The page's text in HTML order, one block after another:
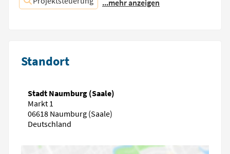
...mehr anzeigen
Standort
Stadt Naumburg (Saale)
Markt 1
06618 Naumburg (Saale)
Deutschland